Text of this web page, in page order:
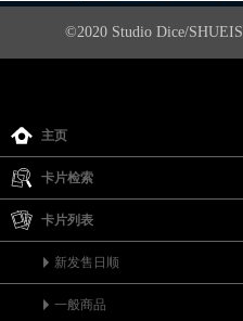
©2020 Studio Dice/
主页
卡片检索
卡片列表
新发售日顺
一般商品